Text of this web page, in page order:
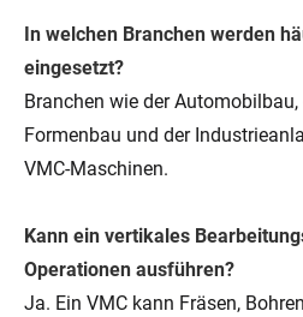
In welchen Branchen werden
eingesetzt?
Branchen wie der
Formenbau und der
VMC-Maschinen.
Kann ein vertikales
Operationen ausführen?
Ja. Ein VMC kann Fräsen,